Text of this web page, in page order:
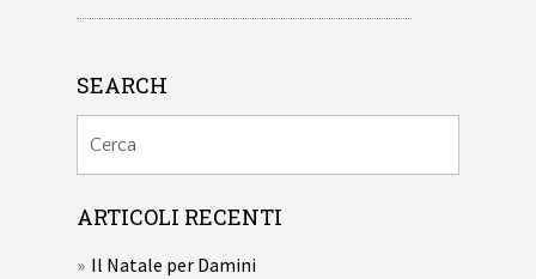
SEARCH
ARTICOLI RECENTI
Il Natale per Damini